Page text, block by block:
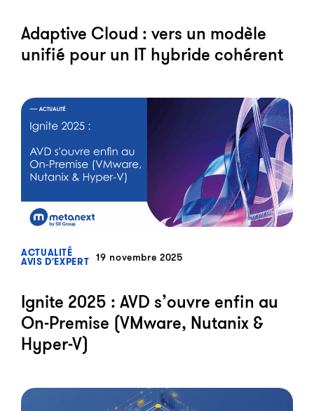
Adaptive Cloud : vers un modèle
unifié pour un IT hybride cohérent
ACTUALITÉ
AVIS D'EXPERT 19 novembre 2025
Ignite 2025 : AVD s’ouvre enfin au
On-Premise (VMware, Nutanix &
Hyper-V)